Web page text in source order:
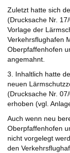
Zuletzt hatte sich
(Drucksache Nr.
Vorlage der
Verkehrsflughafen
Oberpfaffenhofen
angemahnt.
3. Inhaltlich hatte
neuen
(Drucksache Nr.
erhoben (vgl.
Auch wenn neu
Oberpfaffenhofen
nicht vorgelegt
den